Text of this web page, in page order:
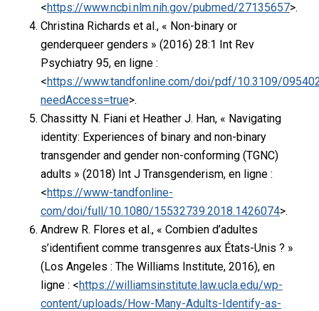
<https://www.ncbi.nlm.nih.gov/pubmed/27135657>.
Christina Richards et al., « Non-binary or
genderqueer genders » (2016) 28:1 Int Rev
Psychiatry 95, en ligne :
<https://www.tandfonline.com/doi/pdf/10.3109/
needAccess=true>.
Chassitty N. Fiani et Heather J. Han, « Navigating
identity: Experiences of binary and non-binary
transgender and gender non-conforming (TGNC)
adults » (2018) Int J Transgenderism, en ligne :
<https://www-tandfonline-
com/doi/full/10.1080/15532739.2018.1426074>.
Andrew R. Flores et al., « Combien d’adultes
s’identifient comme transgenres aux États-Unis ? »
(Los Angeles : The Williams Institute, 2016), en
ligne : <https://williamsinstitute.law.ucla.edu/wp-
content/uploads/How-Many-Adults-Identify-as-